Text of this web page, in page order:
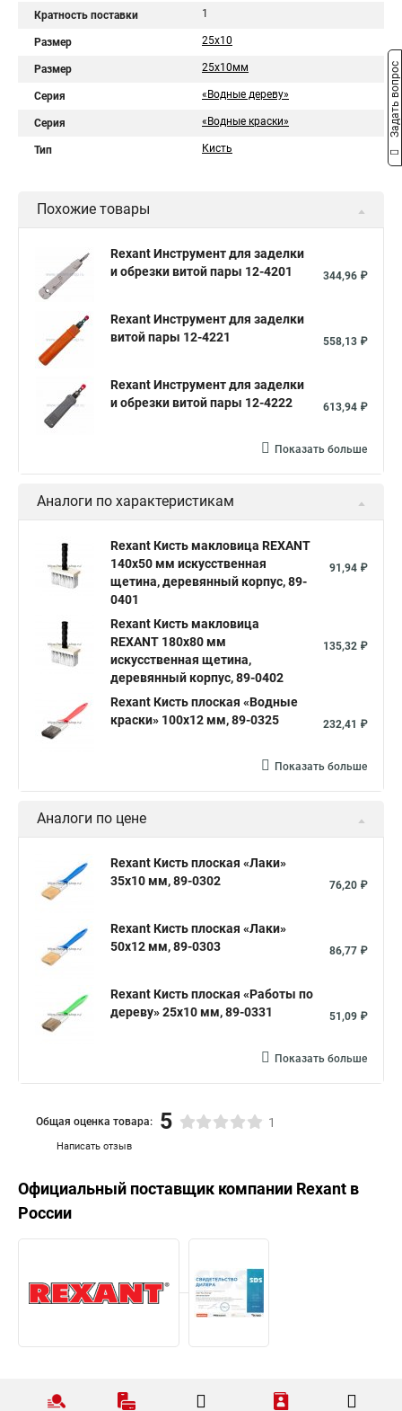
Кратность поставки 1
Размер 25х10
Размер 25х10мм
Серия «Водные дереву»
Серия «Водные краски»
Тип Кисть
Похожие товары
Rexant Инструмент для заделки
и обрезки витой пары 12-4201
344,96 ₽
Rexant Инструмент для заделки
витой пары 12-4221
558,13 ₽
Rexant Инструмент для заделки
и обрезки витой пары 12-4222
613,94 ₽
Показать больше
Аналоги по характеристикам
Rexant Кисть макловица REXANT
140x50 мм искусственная
щетина, деревянный корпус, 89-
0401
91,94 ₽
Rexant Кисть макловица
REXANT 180x80 мм
искусственная щетина,
деревянный корпус, 89-0402
135,32 ₽
Rexant Кисть плоская «Водные
краски» 100х12 мм, 89-0325
232,41 ₽
Показать больше
Аналоги по цене
Rexant Кисть плоская «Лаки»
35х10 мм, 89-0302
76,20 ₽
Rexant Кисть плоская «Лаки»
50х12 мм, 89-0303
86,77 ₽
Rexant Кисть плоская «Работы по
дереву» 25х10 мм, 89-0331
51,09 ₽
Показать больше
Написать отзыв
Общая оценка товара: 5 1
Официальный поставщик компании Rexant в
России
Задать вопрос